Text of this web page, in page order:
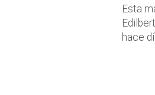
Esta
hace